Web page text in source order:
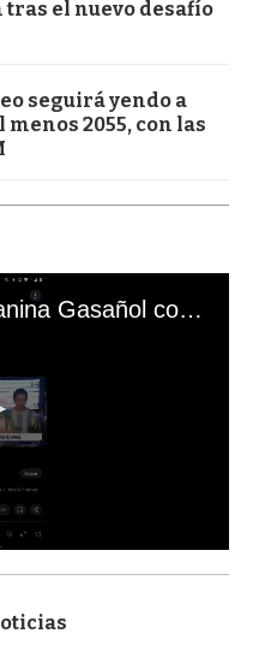
el nuevo desafío
seguirá yendo a
2055, con las
El mal momento de Yanina Gasañol con un hincha argentino en "Subrayado"